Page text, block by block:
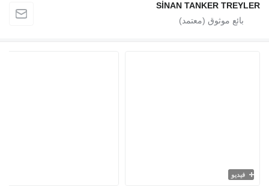
SİNAN TANKER TREYLER
فيديو